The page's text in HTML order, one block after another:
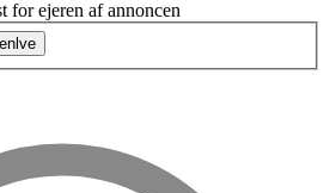
for ejeren af annoncen